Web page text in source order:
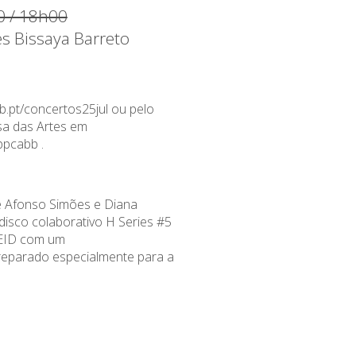
/ 18h00
Bissaya Barreto
concertos25jul ou pelo
das Artes em
.
Afonso Simões e Diana
disco colaborativo H Series #5
com um
especialmente para a